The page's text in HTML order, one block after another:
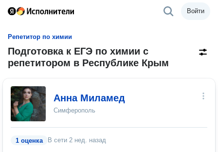
Войти
Репетитор по химии
Подготовка к ЕГЭ по химии с
репетитором в Республике Крым
Анна Миламед
Симферополь
1 оценка В сети 2 нед. назад